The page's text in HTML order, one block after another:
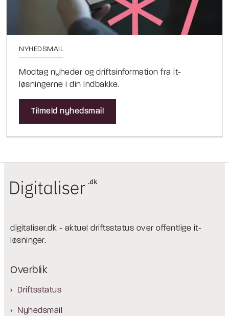
NYHEDSMAIL
Modtag nyheder og driftsinformation fra it-
løsningerne i din indbakke.
Tilmeld nyhedsmail
digitaliser.dk - aktuel driftsstatus over offentlige it-
løsninger.
Overblik
Driftsstatus
Nyhedsmail